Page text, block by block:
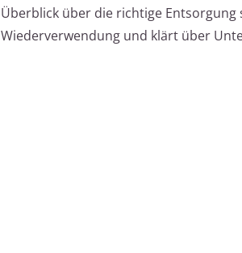
Überblick über die richtige Entsorgung
Wiederverwendung und klärt über